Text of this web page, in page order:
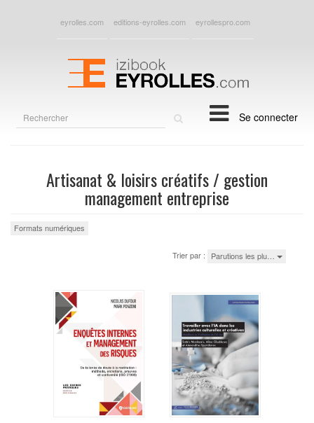
eyrolles.com editions-eyrolles.com eyrollespro.com
Se connecter
Artisanat & loisirs créatifs / gestion
management entreprise
Formats numériques
Trier par : Parutions les plu…